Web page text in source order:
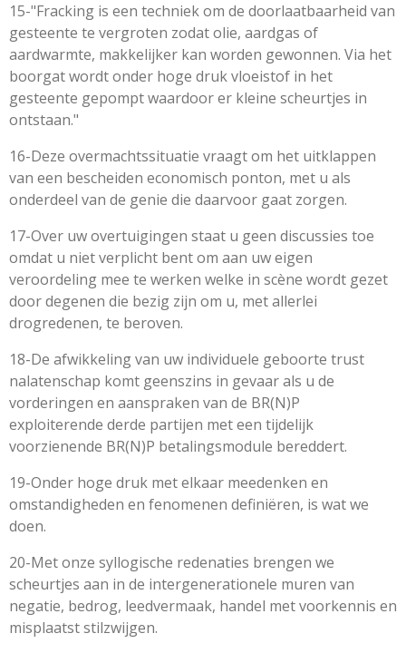
15-"Fracking is een techniek om de doorlaatbaarheid van
gesteente te vergroten zodat olie, aardgas of
aardwarmte, makkelijker kan worden gewonnen. Via het
boorgat wordt onder hoge druk vloeistof in het
gesteente gepompt waardoor er kleine scheurtjes in
ontstaan."
16-Deze overmachtssituatie vraagt om het uitklappen
van een bescheiden economisch ponton, met u als
onderdeel van de genie die daarvoor gaat zorgen.
17-Over uw overtuigingen staat u geen discussies toe
omdat u niet verplicht bent om aan uw eigen
veroordeling mee te werken welke in scène wordt gezet
door degenen die bezig zijn om u, met allerlei
drogredenen, te beroven.
18-De afwikkeling van uw individuele geboorte trust
nalatenschap komt geenszins in gevaar als u de
vorderingen en aanspraken van de BR(N)P
exploiterende derde partijen met een tijdelijk
voorzienende BR(N)P betalingsmodule bereddert.
19-Onder hoge druk met elkaar meedenken en
omstandigheden en fenomenen definiëren, is wat we
doen.
20-Met onze syllogische redenaties brengen we
scheurtjes aan in de intergenerationele muren van
negatie, bedrog, leedvermaak, handel met voorkennis en
misplaatst stilzwijgen.